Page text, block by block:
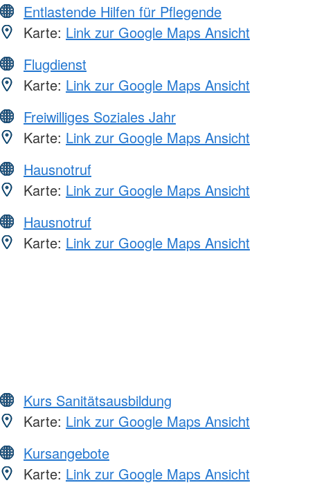
Entlastende Hilfen für Pflegende
Karte: Link zur Google Maps Ansicht
Flugdienst
Karte: Link zur Google Maps Ansicht
Freiwilliges Soziales Jahr
Karte: Link zur Google Maps Ansicht
Hausnotruf
Karte: Link zur Google Maps Ansicht
Hausnotruf
Karte: Link zur Google Maps Ansicht
Kurs Sanitätsausbildung
Karte: Link zur Google Maps Ansicht
Kursangebote
Karte: Link zur Google Maps Ansicht